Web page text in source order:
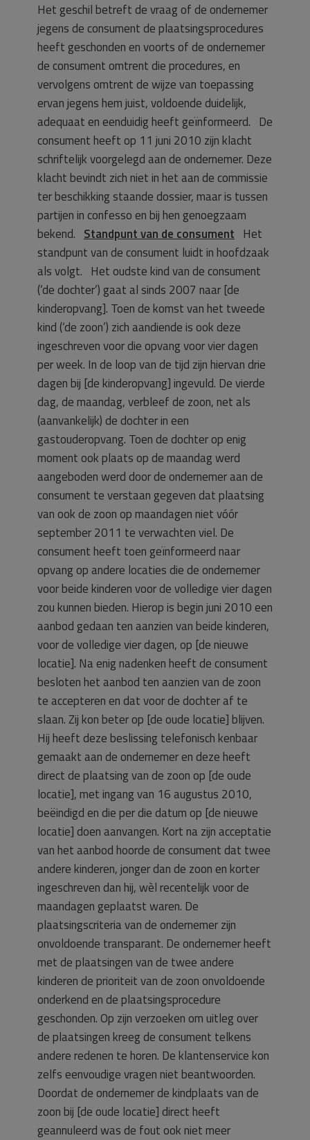
Het geschil betreft de vraag of de ondernemer
jegens de consument de plaatsingsprocedures
heeft geschonden en voorts of de ondernemer
de consument omtrent die procedures, en
vervolgens omtrent de wijze van toepassing
ervan jegens hem juist, voldoende duidelijk,
adequaat en eenduidig heeft geïnformeerd. De
consument heeft op 11 juni 2010 zijn klacht
schriftelijk voorgelegd aan de ondernemer. Deze
klacht bevindt zich niet in het aan de commissie
ter beschikking staande dossier, maar is tussen
partijen in confesso en bij hen genoegzaam
bekend. Standpunt van de consument Het
standpunt van de consument luidt in hoofdzaak
als volgt. Het oudste kind van de consument
(‘de dochter’) gaat al sinds 2007 naar [de
kinderopvang]. Toen de komst van het tweede
kind (‘de zoon’) zich aandiende is ook deze
ingeschreven voor die opvang voor vier dagen
per week. In de loop van de tijd zijn hiervan drie
dagen bij [de kinderopvang] ingevuld. De vierde
dag, de maandag, verbleef de zoon, net als
(aanvankelijk) de dochter in een
gastouderopvang. Toen de dochter op enig
moment ook plaats op de maandag werd
aangeboden werd door de ondernemer aan de
consument te verstaan gegeven dat plaatsing
van ook de zoon op maandagen niet vóór
september 2011 te verwachten viel. De
consument heeft toen geïnformeerd naar
opvang op andere locaties die de ondernemer
voor beide kinderen voor de volledige vier dagen
zou kunnen bieden. Hierop is begin juni 2010 een
aanbod gedaan ten aanzien van beide kinderen,
voor de volledige vier dagen, op [de nieuwe
locatie]. Na enig nadenken heeft de consument
besloten het aanbod ten aanzien van de zoon
te accepteren en dat voor de dochter af te
slaan. Zij kon beter op [de oude locatie] blijven.
Hij heeft deze beslissing telefonisch kenbaar
gemaakt aan de ondernemer en deze heeft
direct de plaatsing van de zoon op [de oude
locatie], met ingang van 16 augustus 2010,
beëindigd en die per die datum op [de nieuwe
locatie] doen aanvangen. Kort na zijn acceptatie
van het aanbod hoorde de consument dat twee
andere kinderen, jonger dan de zoon en korter
ingeschreven dan hij, wèl recentelijk voor de
maandagen geplaatst waren. De
plaatsingscriteria van de ondernemer zijn
onvoldoende transparant. De ondernemer heeft
met de plaatsingen van de twee andere
kinderen de prioriteit van de zoon onvoldoende
onderkend en de plaatsingsprocedure
geschonden. Op zijn verzoeken om uitleg over
de plaatsingen kreeg de consument telkens
andere redenen te horen. De klantenservice kon
zelfs eenvoudige vragen niet beantwoorden.
Doordat de ondernemer de kindplaats van de
zoon bij [de oude locatie] direct heeft
geannuleerd was de fout ook niet meer